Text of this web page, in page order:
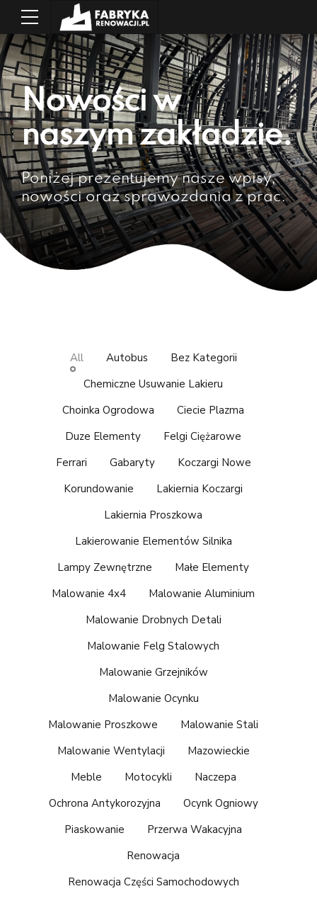
Nowości w
naszym zakładzie.
Poniżej prezentujemy nasze wpisy,
nowości oraz sprawozdania z prac.
All Autobus
Bez Kategorii
Chemiczne Usuwanie Lakieru
Choinka Ogrodowa
Ciecie Plazma
Duze Elementy
Felgi Ciężarowe
Ferrari
Gabaryty
Koczargi Nowe
Korundowanie
Lakiernia Koczargi
Lakiernia Proszkowa
Lakierowanie Elementów Silnika
Lampy Zewnętrzne
Małe Elementy
Malowanie 4x4
Malowanie Aluminium
Malowanie Drobnych Detali
Malowanie Felg Stalowych
Malowanie Grzejników
Malowanie Ocynku
Malowanie Proszkowe
Malowanie Stali
Malowanie Wentylacji
Mazowieckie
Meble
Motocykli
Naczepa
Ochrona Antykorozyjna
Ocynk Ogniowy
Piaskowanie
Przerwa Wakacyjna
Renowacja
Renowacja Części Samochodowych